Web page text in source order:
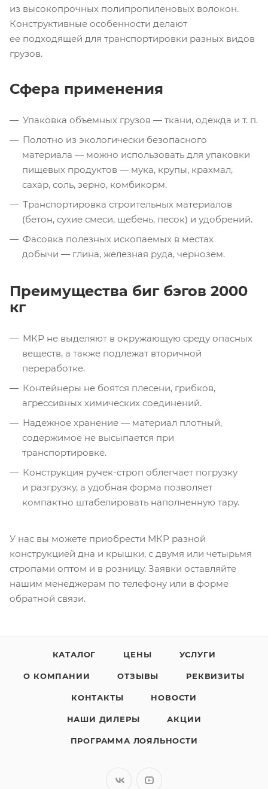
из высокопрочных полипропиленовых волокон.
Конструктивные особенности делают
ее подходящей для транспортировки разных видов
грузов.
Сфера применения
Упаковка объемных грузов — ткани, одежда и т. п.
Полотно из экологически безопасного
материала — можно использовать для упаковки
пищевых продуктов — мука, крупы, крахмал,
сахар, соль, зерно, комбикорм.
Транспортировка строительных материалов
(бетон, сухие смеси, щебень, песок) и удобрений.
Фасовка полезных ископаемых в местах
добычи — глина, железная руда, чернозем.
Преимущества биг бэгов 2000
кг
МКР не выделяют в окружающую среду опасных
веществ, а также подлежат вторичной
переработке.
Контейнеры не боятся плесени, грибков,
агрессивных химических соединений.
Надежное хранение — материал плотный,
содержимое не высыпается при
транспортировке.
Конструкция ручек-строп облегчает погрузку
и разгрузку, а удобная форма позволяет
компактно штабелировать наполненную тару.
У нас вы можете приобрести МКР разной
конструкцией дна и крышки, с двумя или четырьмя
стропами оптом и в розницу. Заявки оставляйте
нашим менеджерам по телефону или в форме
обратной связи.
КАТАЛОГ ЦЕНЫ УСЛУГИ
О КОМПАНИИ ОТЗЫВЫ РЕКВИЗИТЫ
КОНТАКТЫ НОВОСТИ
НАШИ ДИЛЕРЫ АКЦИИ
ПРОГРАММА ЛОЯЛЬНОСТИ